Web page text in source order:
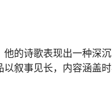
的诗歌表现出一种深
叙事见长，内容涵盖